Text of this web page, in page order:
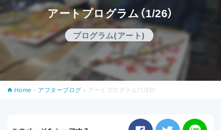
学校生活
入学案内
アートプログラム（1/26）
プログラム(アート)
Home » アフターブログ » アートプログラム（1/26）